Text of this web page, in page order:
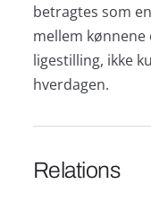
betragtes som
mellem
ligestilling, ikke
hverdagen.
Relations